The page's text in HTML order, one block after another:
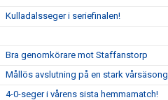
Kulladalsseger i seriefinalen!
Bra genomkörare mot Staffanstorp
Mållös avslutning på en stark vårsäsong
4-0-seger i vårens sista hemmamatch!